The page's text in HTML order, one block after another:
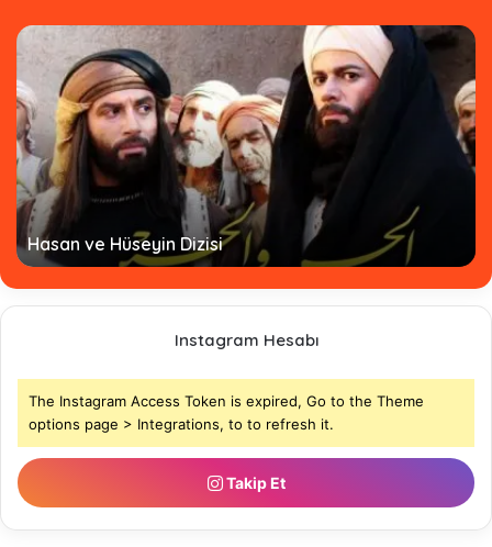
Hasan ve Hüseyin Dizisi
Instagram Hesabı
The Instagram Access Token is expired, Go to the Theme
options page > Integrations, to to refresh it.
Takip Et